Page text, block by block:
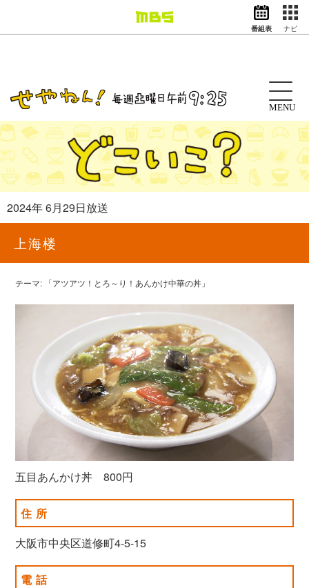
ドラマ
アニメ
動画イズム ニュース
天気・防災 イベント
映画
番組表 ナビ
MENU
2024年 6月29日放送
上海楼
テーマ: 「アツアツ！とろ～り！あんかけ中華の丼」
五目あんかけ丼 800円
住所
大阪市中央区道修町4-5-15
電話